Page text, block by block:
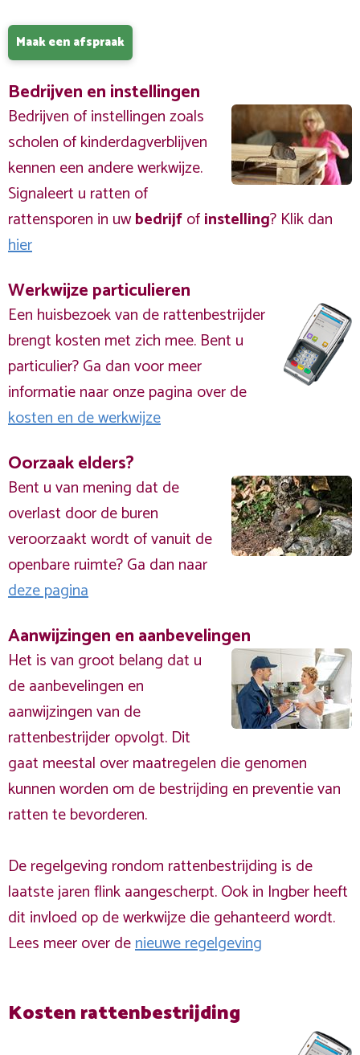
Maak een afspraak
Bedrijven en instellingen
Bedrijven of instellingen zoals
scholen of kinderdagverblijven
kennen een andere werkwijze.
Signaleert u ratten of
rattensporen in uwbedrijfofinstelling? Klik dan
hier
Werkwijze particulieren
Een huisbezoek van de rattenbestrijder
brengt kosten met zich mee. Bent u
particulier? Ga dan voor meer
informatie naar onze pagina over de
kosten en de werkwijze
Oorzaak elders?
Bent u van mening dat de
overlast door de buren
veroorzaakt wordt of vanuit de
openbare ruimte? Ga dan naar
deze pagina
Aanwijzingen en aanbevelingen
Het is van groot belang dat u
de aanbevelingen en
aanwijzingen van de
rattenbestrijder opvolgt. Dit
gaat meestal over maatregelen die genomen
kunnen worden om de bestrijding en preventie van
ratten te bevorderen.
De regelgeving rondom rattenbestrijding is de
laatste jaren flink aangescherpt. Ook in Ingber heeft
dit invloed op de werkwijze die gehanteerd wordt.
Lees meer over denieuwe regelgeving
Kosten rattenbestrijding